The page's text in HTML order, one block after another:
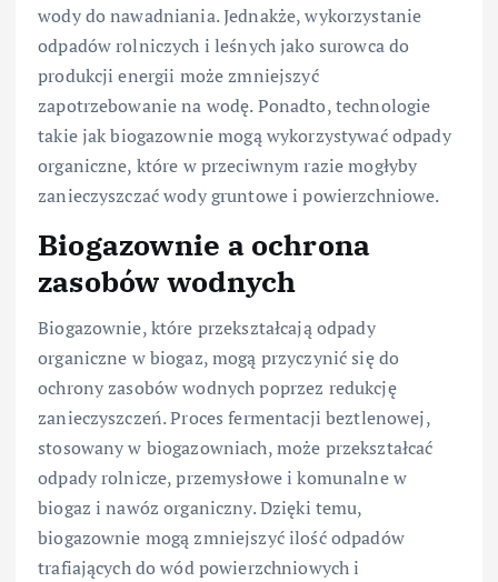
wody do nawadniania. Jednakże, wykorzystanie
odpadów rolniczych i leśnych jako surowca do
produkcji energii może zmniejszyć
zapotrzebowanie na wodę. Ponadto, technologie
takie jak biogazownie mogą wykorzystywać odpady
organiczne, które w przeciwnym razie mogłyby
zanieczyszczać wody gruntowe i powierzchniowe.
Biogazownie a ochrona
zasobów wodnych
Biogazownie, które przekształcają odpady
organiczne w biogaz, mogą przyczynić się do
ochrony zasobów wodnych poprzez redukcję
zanieczyszczeń. Proces fermentacji beztlenowej,
stosowany w biogazowniach, może przekształcać
odpady rolnicze, przemysłowe i komunalne w
biogaz i nawóz organiczny. Dzięki temu,
biogazownie mogą zmniejszyć ilość odpadów
trafiających do wód powierzchniowych i